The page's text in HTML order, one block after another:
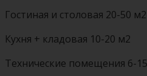
Гостиная и столовая 20-50 м2
Кухня + кладовая 10-20 м2
Технические помещения 6-